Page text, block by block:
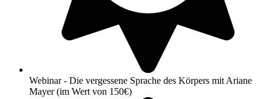
Webinar - Die vergessene Sprache des Körpers mit Ariane
Mayer (im Wert von 150€)